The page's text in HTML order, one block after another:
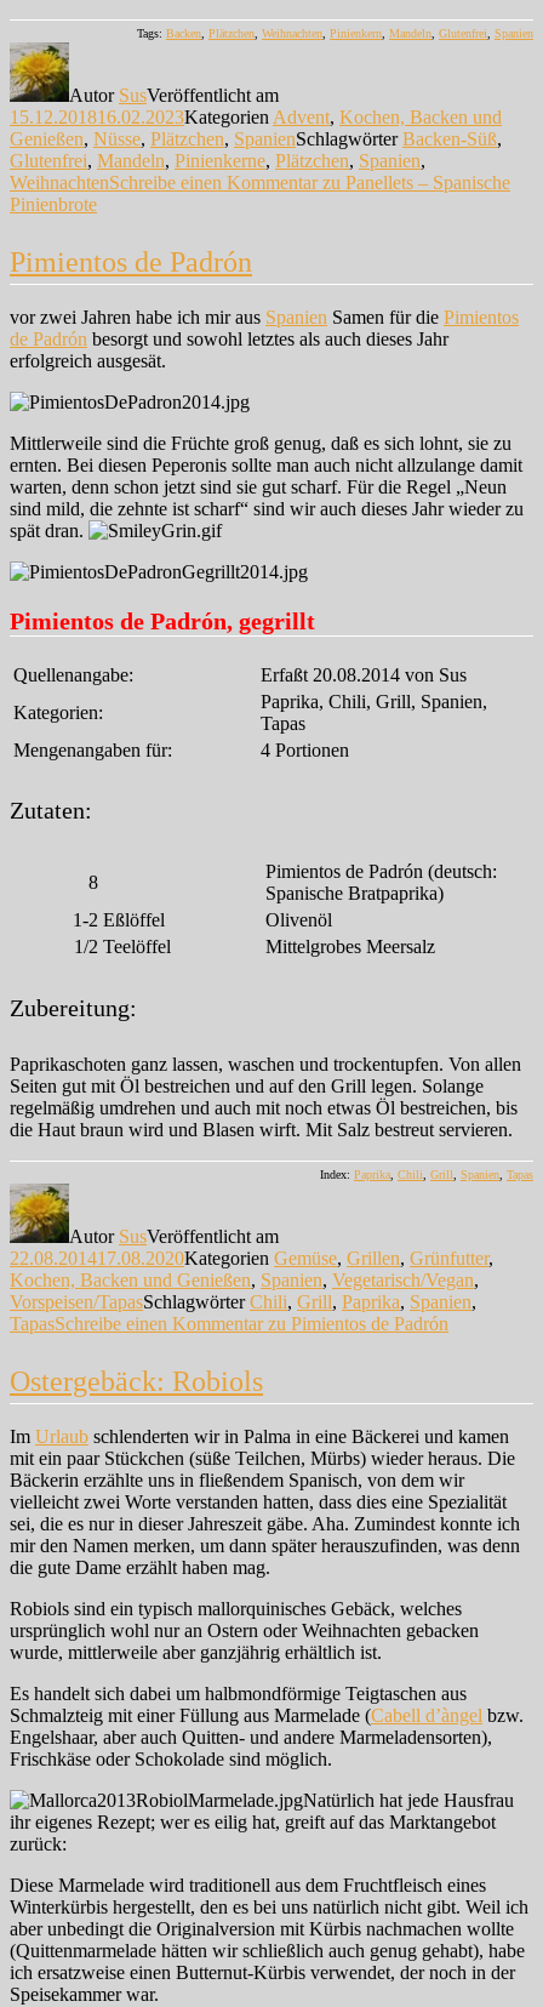
Tags: Backen Plätzchen Weihnachten Pinienkern Mandeln Glutenfrei Spanien
Autor SusVeröffentlicht am
15.12.201816.02.2023Kategorien Advent, Kochen, Backen und
Genießen, Nüsse, Plätzchen, SpanienSchlagwörterBacken-Süß,
Glutenfrei, Mandeln, Pinienkerne, Plätzchen, Spanien,
WeihnachtenSchreibe einen Kommentarzu Panellets – Spanische
Pinienbrote
Pimientos de Padrón
vor zwei Jahren habe ich mir aus Spanien Samen für die Pimientos
de Padrón besorgt und sowohl letztes als auch dieses Jahr
erfolgreich ausgesät.
Mittlerweile sind die Früchte groß genug, daß es sich lohnt, sie zu
ernten. Bei diesen Peperonis sollte man auch nicht allzulange damit
warten, denn schon jetzt sind sie gut scharf. Für die Regel „Neun
sind mild, die zehnte ist scharf“ sind wir auch dieses Jahr wieder zu
spät dran.
Pimientos de Padrón, gegrillt
Quellenangabe:
Erfaßt 20.08.2014 von Sus
Kategorien:
Paprika, Chili, Grill, Spanien,
Tapas
Mengenangaben für:
4 Portionen
Zutaten:
8
Pimientos de Padrón (deutsch:
Spanische Bratpaprika)
1-2 Eßlöffel
Olivenöl
1/2 Teelöffel Mittelgrobes Meersalz
Zubereitung:
Paprikaschoten ganz lassen, waschen und trockentupfen. Von allen
Seiten gut mit Öl bestreichen und auf den Grill legen. Solange
regelmäßig umdrehen und auch mit noch etwas Öl bestreichen, bis
die Haut braun wird und Blasen wirft. Mit Salz bestreut servieren.
Index: Paprika, Chili, Grill, Spanien, Tapas
Autor SusVeröffentlicht am
22.08.201417.08.2020Kategorien Gemüse, Grillen, Grünfutter,
Kochen, Backen und Genießen, Spanien, Vegetarisch/Vegan,
Vorspeisen/TapasSchlagwörterChili, Grill, Paprika, Spanien,
TapasSchreibe einen Kommentarzu Pimientos de Padrón
Ostergebäck: Robiols
Im Urlaub schlenderten wir in Palma in eine Bäckerei und kamen
mit ein paar Stückchen (süße Teilchen, Mürbs) wieder heraus. Die
Bäckerin erzählte uns in fließendem Spanisch, von dem wir
vielleicht zwei Worte verstanden hatten, dass dies eine Spezialität
sei, die es nur in dieser Jahreszeit gäbe. Aha. Zumindest konnte ich
mir den Namen merken, um dann später herauszufinden, was denn
die gute Dame erzählt haben mag.
Robiols sind ein typisch mallorquinisches Gebäck, welches
ursprünglich wohl nur an Ostern oder Weihnachten gebacken
wurde, mittlerweile aber ganzjährig erhältlich ist.
Es handelt sich dabei um halbmondförmige Teigtaschen aus
Schmalzteig mit einer Füllung aus Marmelade (Cabell d’àngel bzw.
Engelshaar, aber auch Quitten- und andere Marmeladensorten),
Frischkäse oder Schokolade sind möglich.
Natürlich hat jede Hausfrau
ihr eigenes Rezept; wer es eilig hat, greift auf das Marktangebot
zurück:
Diese Marmelade wird traditionell aus dem Fruchtfleisch eines
Winterkürbis hergestellt, den es bei uns natürlich nicht gibt. Weil ich
aber unbedingt die Originalversion mit Kürbis nachmachen wollte
(Quittenmarmelade hätten wir schließlich auch genug gehabt), habe
ich ersatzweise einen Butternut-Kürbis verwendet, der noch in der
Speisekammer war.